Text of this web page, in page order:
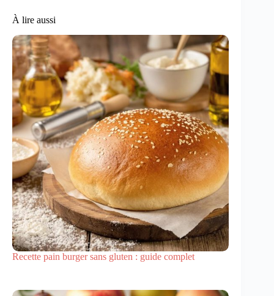
À lire aussi
Recette pain burger sans gluten : guide complet